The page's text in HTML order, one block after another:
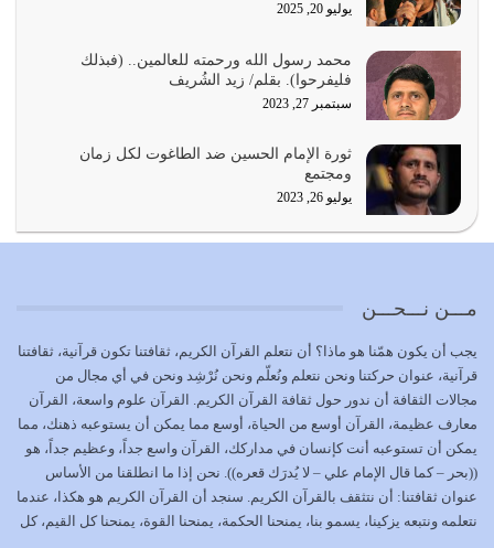
يشاء ويذل من يشاء
يوليو 21, 2026
كل زمان…
يوليو 19, 2026
الوظيفة عبارة عن مسؤولية يجب النهوض بها كما ينبغي لكي
وَالْمُنْفِقِينَ…
يوليو 17, 2026
الاعتصام بحبل الله أمر إلهي للمؤمنين وهو بمثابة سبب بينهم
وبين الله يترتب عليه النصر…
يوليو 16, 2026
إما أن نحاول أن نكون من أولياء الله فيتم على أيدينا ضرب
يوليو 20, 2025
محمد رسول الله ورحمته للعالمين.. (فبذلك
فليفرحوا). بقلم/ زيد الشُريف
سبتمبر 27, 2023
ثورة الإمام الحسين ضد الطاغوت لكل زمان
ومجتمع
يوليو 26, 2023
مـــن نـــحـــن
يجب أن يكون همّنا هو ماذا؟ أن نتعلم القرآن الكريم، ثقافتنا تكون قرآنية، ثقافتنا
قرآنية، عنوان حركتنا ونحن نتعلم ونُعلّم ونحن نُرْشِد ونحن في أي مجال من
مجالات الثقافة أن ندور حول ثقافة القرآن الكريم. القرآن علوم واسعة، القرآن
معارف عظيمة، القرآن أوسع من الحياة، أوسع مما يمكن أن يستوعبه ذهنك، مما
يمكن أن تستوعبه أنت كإنسان في مداركك، القرآن واسع جداً، وعظيم جداً، هو
((بحر – كما قال الإمام علي – لا يُدرَك قعره)). نحن إذا ما انطلقنا من الأساس
عنوان ثقافتنا: أن نتثقف بالقرآن الكريم. سنجد أن القرآن الكريم هو هكذا، عندما
نتعلمه ونتبعه يزكينا، يسمو بنا، يمنحنا الحكمة، يمنحنا القوة، يمنحنا كل القيم، كل